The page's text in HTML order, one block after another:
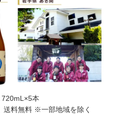
本
送料無料 ※一部地域を除く